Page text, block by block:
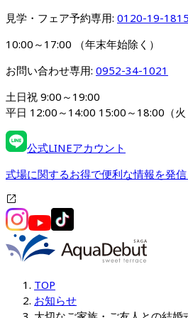
見学・フェア予約専用: 0120-19-1815
10:00～17:00 （年末年始除く）
お問い合わせ専用: 0952-34-1021
土日祝 9:00～19:00
平日 12:00～14:00 15:00～18:00（火
公式LINEアカウント
式場に関するお得で便利な情報を発信
TOP
お知らせ